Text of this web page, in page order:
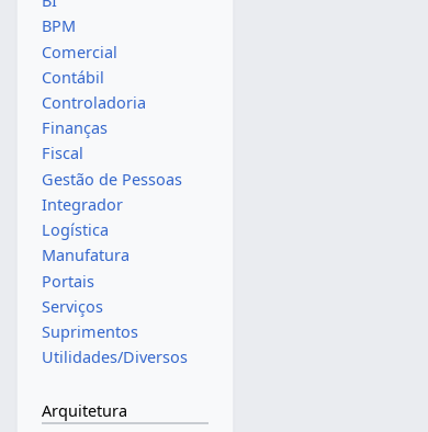
BPM
Comercial
Contábil
Controladoria
Finanças
Fiscal
Gestão de Pessoas
Integrador
Logística
Manufatura
Portais
Serviços
Suprimentos
Utilidades/Diversos
Arquitetura